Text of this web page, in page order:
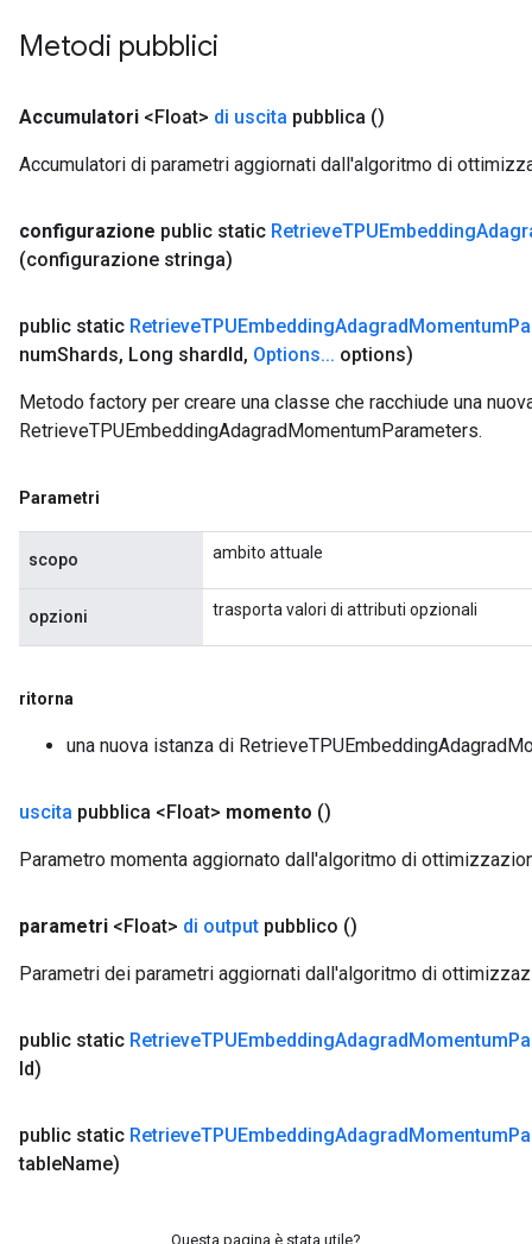
Metodi pubblici
Accumulatori <Float> di uscita pubblica ()
Accumulatori di parametri aggiornati dall'algoritmo di
configurazione public static RetrieveTPUEmbedding
(configurazione stringa)
public static RetrieveTPUEmbeddingAdagradMomentum
numShards, Long shardId, Options... options)
Metodo factory per creare una classe che racchiude una
RetrieveTPUEmbeddingAdagradMomentumParameters.
Parametri
scopo ambito attuale
opzioni trasporta valori di attributi opzionali
ritorna
una nuova istanza di
uscita pubblica <Float> momento ()
Parametro momenta aggiornato dall'algoritmo di
parametri <Float> di output pubblico ()
Parametri dei parametri aggiornati dall'algoritmo di
public static RetrieveTPUEmbeddingAdagradMomentum
Id)
public static RetrieveTPUEmbeddingAdagradMomentum
tableName)
Questa pagina è stata utile?